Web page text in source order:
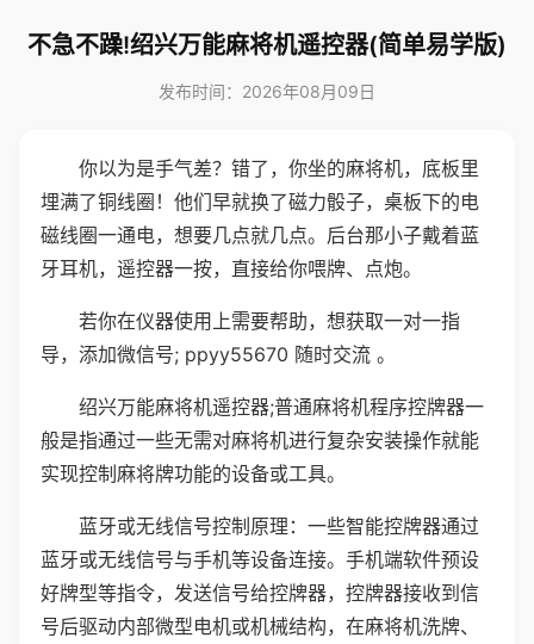
不急不躁!绍兴万能麻将机遥控器(简单易学版)
发布时间：2026年08月09日
你以为是手气差？错了，你坐的麻将机，底板里
埋满了铜线圈！他们早就换了磁力骰子，桌板下的电
磁线圈一通电，想要几点就几点。后台那小子戴着蓝
牙耳机，遥控器一按，直接给你喂牌、点炮。
若你在仪器使用上需要帮助，想获取一对一指
导，添加微信号; ppyy55670 随时交流 。
绍兴万能麻将机遥控器;普通麻将机程序控牌器一
般是指通过一些无需对麻将机进行复杂安装操作就能
实现控制麻将牌功能的设备或工具。
蓝牙或无线信号控制原理：一些智能控牌器通过
蓝牙或无线信号与手机等设备连接。手机端软件预设
好牌型等指令，发送信号给控牌器，控牌器接收到信
号后驱动内部微型电机或机械结构，在麻将机洗牌、